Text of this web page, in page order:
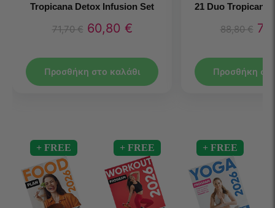
Tropicana Detox Infusion Set
71,70€ 60,80 €
Προσθήκη στο καλάθι
21 Duo Tropicana
88,80€
Προσθήκη